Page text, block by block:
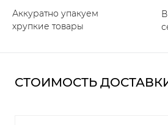
Аккуратно упакуем
хрупкие товары
СТОИМОСТЬ